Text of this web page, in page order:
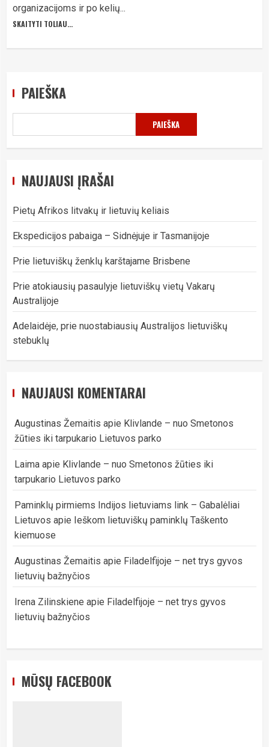
organizacijoms ir po kelių...
SKAITYTI TOLIAU...
PAIEŠKA
PAIEŠKA
NAUJAUSI ĮRAŠAI
Pietų Afrikos litvakų ir lietuvių keliais
Ekspedicijos pabaiga – Sidnėjuje ir Tasmanijoje
Prie lietuviškų ženklų karštajame Brisbene
Prie atokiausių pasaulyje lietuviškų vietų Vakarų
Australijoje
Adelaidėje, prie nuostabiausių Australijos lietuviškų
stebuklų
NAUJAUSI KOMENTARAI
Augustinas Žemaitis apie Klivlande – nuo Smetonos
žūties iki tarpukario Lietuvos parko
Laima apie Klivlande – nuo Smetonos žūties iki
tarpukario Lietuvos parko
Paminklų pirmiems Indijos lietuviams link – Gabalėliai
Lietuvos apie Ieškom lietuviškų paminklų Taškento
kiemuose
Augustinas Žemaitis apie Filadelfijoje – net trys gyvos
lietuvių bažnyčios
Irena Zilinskiene apie Filadelfijoje – net trys gyvos
lietuvių bažnyčios
MŪSŲ FACEBOOK